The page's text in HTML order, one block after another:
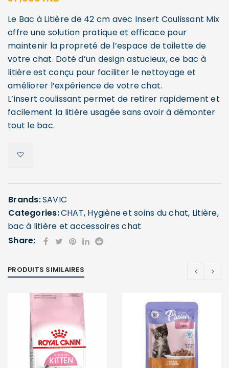
Le Bac à Litière de 42 cm avec Insert Coulissant Mix
offre une solution pratique et efficace pour
maintenir la propreté de l’espace de toilette de
votre chat. Doté d’un design astucieux, ce bac à
litière est conçu pour faciliter le nettoyage et
améliorer l’expérience de votre chat.
L’insert coulissant permet de retirer rapidement et
facilement la litière usagée sans avoir à démonter
tout le bac.
Brands:SAVIC
Categories:CHAT, Hygiène et soins du chat, Litière,
bac à litière et accessoires chat
Share:
PRODUITS SIMILAIRES